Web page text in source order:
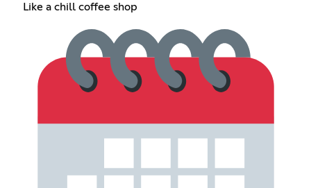
Like a chill coffee shop